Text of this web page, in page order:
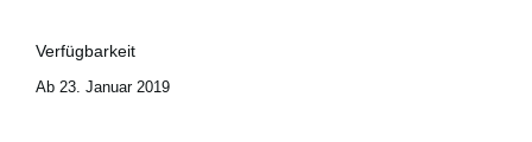
Verfügbarkeit
Ab 23. Januar 2019